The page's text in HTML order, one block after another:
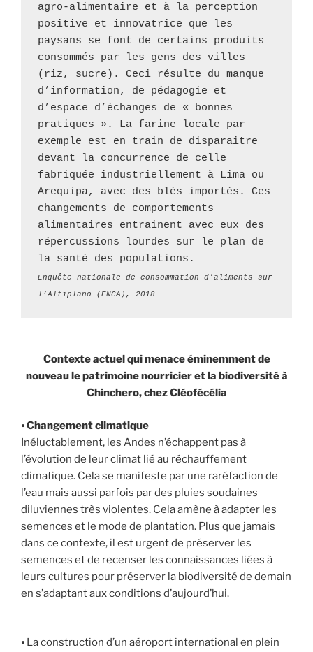
agro-alimentaire et à la perception
positive et innovatrice que les
paysans se font de certains produits
consommés par les gens des villes
(riz, sucre). Ceci résulte du manque
d’information, de pédagogie et
d’espace d’échanges de « bonnes
pratiques ». La farine locale par
exemple est en train de disparaitre
devant la concurrence de celle
fabriquée industriellement à Lima ou
Arequipa, avec des blés importés. Ces
changements de comportements
alimentaires entrainent avec eux des
répercussions lourdes sur le plan de
Enquête nationale de consommation d'aliments sur
l’Altiplano (ENCA), 2018
Contexte actuel qui menace éminemment de
nouveau le patrimoine nourricier et la biodiversité à
Chinchero, chez Cléofécélia
⦁Changement climatique
Inéluctablement, les Andes n’échappent pas à
l’évolution de leur climat lié au réchauffement
climatique. Cela se manifeste par une raréfaction de
l’eau mais aussi parfois par des pluies soudaines
diluviennes très violentes. Cela amène à adapter les
semences et le mode de plantation. Plus que jamais
dans ce contexte, il est urgent de préserver les
semences et de recenser les connaissances liées à
leurs cultures pour préserver la biodiversité de demain
en s’adaptant aux conditions d’aujourd’hui.
⦁ La construction d’un aéroport international en plein